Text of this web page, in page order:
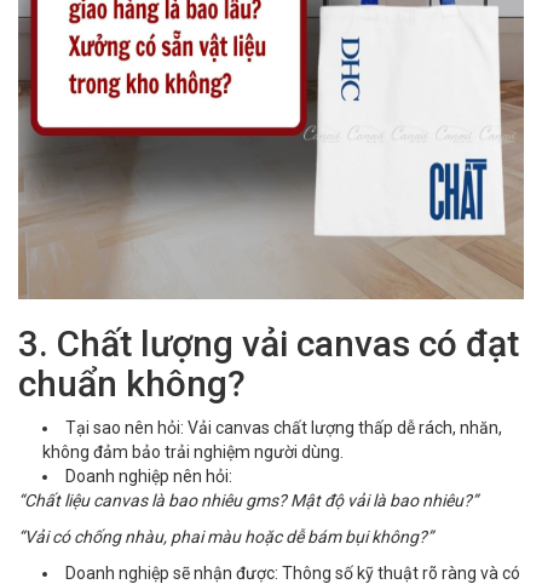
3. Chất lượng vải canvas có đạt
chuẩn không?
Tại sao nên hỏi: Vải canvas chất lượng thấp dễ rách, nhăn,
không đảm bảo trải nghiệm người dùng.
Doanh nghiệp nên hỏi:
“Chất liệu canvas là bao nhiêu gms? Mật độ vải là bao nhiêu?”
“Vải có chống nhàu, phai màu hoặc dễ bám bụi không?”
Doanh nghiệp sẽ nhận được: Thông số kỹ thuật rõ ràng và có